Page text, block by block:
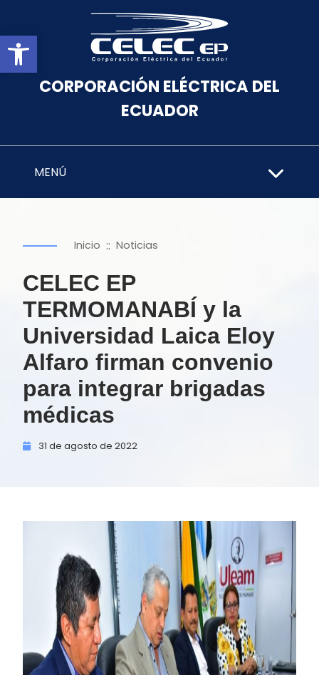
Abrir barra de herramientas
CORPORACIÓN ELÉCTRICA DEL
ECUADOR
MENÚ
Inicio :: Noticias
CELEC EP
TERMOMANABÍ y la
Universidad Laica Eloy
Alfaro firman convenio
para integrar brigadas
médicas
31 de agosto de 2022